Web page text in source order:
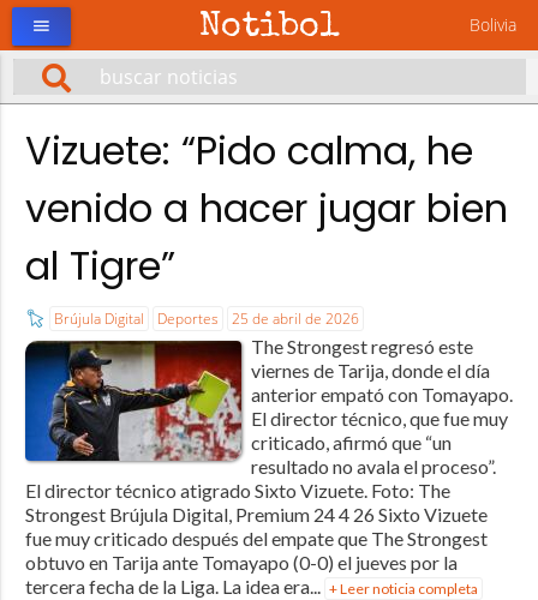
Notibol Bolivia
menu
Vizuete: “Pido calma, he
venido a hacer jugar bien
al Tigre”
Brújula Digital Deportes 25 de abril de 2026
The Strongest regresó este
viernes de Tarija, donde el día
anterior empató con Tomayapo.
El director técnico, que fue muy
criticado, afirmó que “un
resultado no avala el proceso”.
El director técnico atigrado Sixto Vizuete. Foto: The
Strongest Brújula Digital, Premium 24 4 26 Sixto Vizuete
fue muy criticado después del empate que The Strongest
obtuvo en Tarija ante Tomayapo (0-0) el jueves por la
tercera fecha de la Liga. La idea era... + Leer noticia completa